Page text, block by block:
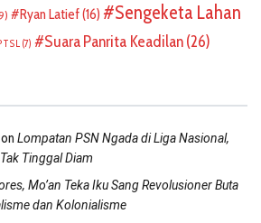
Ryan Latief(16)
Sengeketa Lahan
(7) Suara Panrita Keadilan(26)
on Lompatan PSN Ngada di Liga Nasional,
Tinggal Diam
Mo’an Teka Iku Sang Revolusioner Buta
dan Kolonialisme